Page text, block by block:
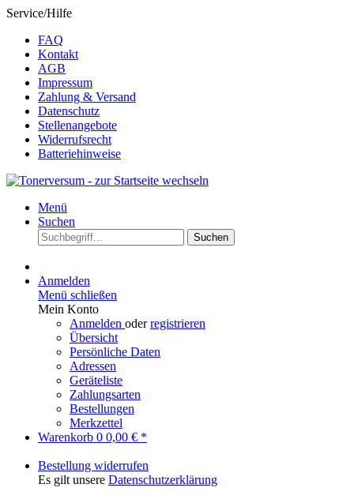
Service/Hilfe
FAQ
Kontakt
AGB
Impressum
Zahlung & Versand
Datenschutz
Stellenangebote
Widerrufsrecht
Batteriehinweise
Menü
Suchen
Suchen
Anmelden
Menü schließen
Mein Konto
Anmelden oderregistrieren
Übersicht
Persönliche Daten
Adressen
Geräteliste
Zahlungsarten
Bestellungen
Merkzettel
Warenkorb 0 0,00 € *
Bestellung widerrufen
Es gilt unsere Datenschutzerklärung